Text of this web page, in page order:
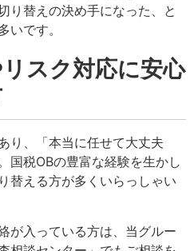
り替えの決め手になった、と
いです。
スク対応に安心
り、「本当に任せて大丈夫
国税OBの豊富な経験を生かし
替える方が多くいらっしゃい
が入っている方は、当グルー